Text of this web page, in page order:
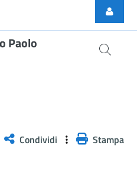
Paolo
Condividi Stampa